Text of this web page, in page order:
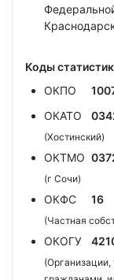
Коды
ОКПО
ОКАТО
(Хостинский)
ОКТМО
(г Сочи)
ОКФС 16
(Частная
ОКОГУ